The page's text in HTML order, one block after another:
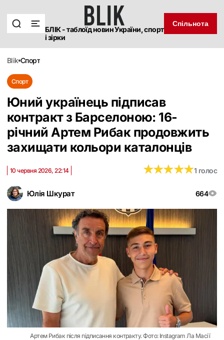
БЛІК - таблоїд новин України, спорт
і зірки
Спільнота
blik спорт
Спорт
Юний українець підписав
контракт з Барселоною: 16-
річний Артем Рибак продовжить
захищати кольори каталонців
Юлія Шкурат 664
10 червня 2026, 22:14 ★★★★★
★★★★★1 голос
Артем Рибак після підписання контракту. Фото: Instagram Ла Масії